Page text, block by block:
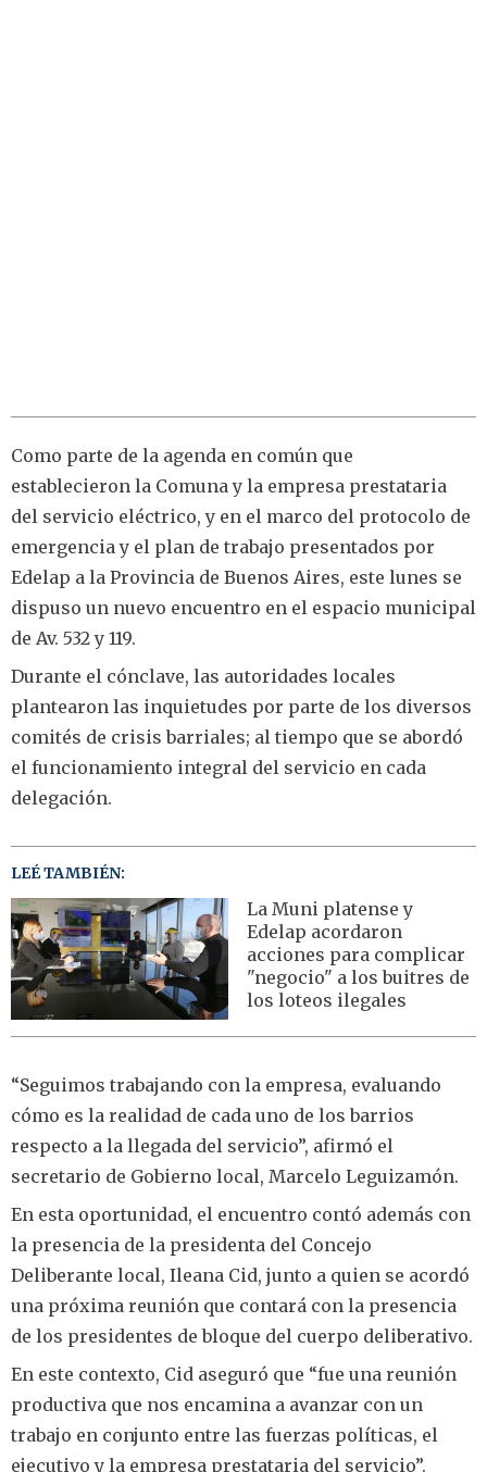
Como parte de la agenda en común que
establecieron la Comuna y la empresa prestataria
del servicio eléctrico, y en el marco del protocolo de
emergencia y el plan de trabajo presentados por
Edelap a la Provincia de Buenos Aires, este lunes se
dispuso un nuevo encuentro en el espacio municipal
de Av. 532 y 119.
Durante el cónclave, las autoridades locales
plantearon las inquietudes por parte de los diversos
comités de crisis barriales; al tiempo que se abordó
el funcionamiento integral del servicio en cada
delegación.
LEÉ TAMBIÉN:
La Muni platense y
Edelap acordaron
acciones para complicar
"negocio" a los buitres de
los loteos ilegales
“Seguimos trabajando con la empresa, evaluando
cómo es la realidad de cada uno de los barrios
respecto a la llegada del servicio”, afirmó el
secretario de Gobierno local, Marcelo Leguizamón.
En esta oportunidad, el encuentro contó además con
la presencia de la presidenta del Concejo
Deliberante local, Ileana Cid, junto a quien se acordó
una próxima reunión que contará con la presencia
de los presidentes de bloque del cuerpo deliberativo.
En este contexto, Cid aseguró que “fue una reunión
productiva que nos encamina a avanzar con un
trabajo en conjunto entre las fuerzas políticas, el
ejecutivo y la empresa prestataria del servicio”.